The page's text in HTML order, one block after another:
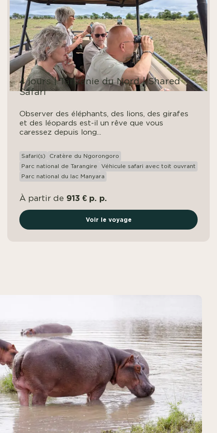
4 jours | Tanzanie du Nord | Shared
Safari
Observer des éléphants, des lions, des girafes
et des léopards est-il un rêve que vous
caressez depuis long...
Safari(s)
Cratère du Ngorongoro
Parc national de Tarangire
Véhicule safari avec toit ouvrant
Parc national du lac Manyara
À partir de 913 € p. p.
Voir le voyage